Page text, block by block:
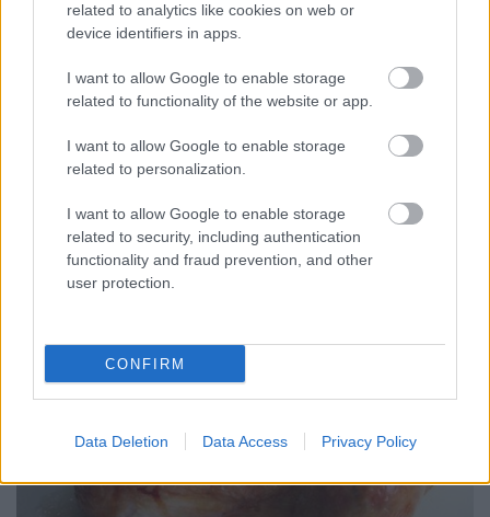
related to analytics like cookies on web or
device identifiers in apps.
I want to allow Google to enable storage
related to functionality of the website or app.
I want to allow Google to enable storage
related to personalization.
I want to allow Google to enable storage
related to security, including authentication
functionality and fraud prevention, and other
user protection.
CONFIRM
Data Deletion Data Access Privacy Policy
Húsimádó•2016. július 06.
Talán írhattam volna azt is kapirgálós csirke
barbecuezása, mert maga a hőfok ( 110-120 C ) ezen
művelethez - úgyhogy a cím ezért lett grillezés. Nos
sokszor a legegyszerűbb ételek a legnagyszerűbbek,